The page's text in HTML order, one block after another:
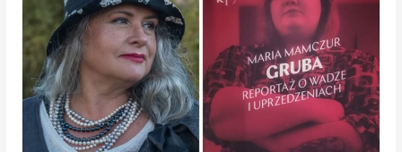
magazynie
literackim
KROK.
POSŁUCHAJ
PODCASTU!